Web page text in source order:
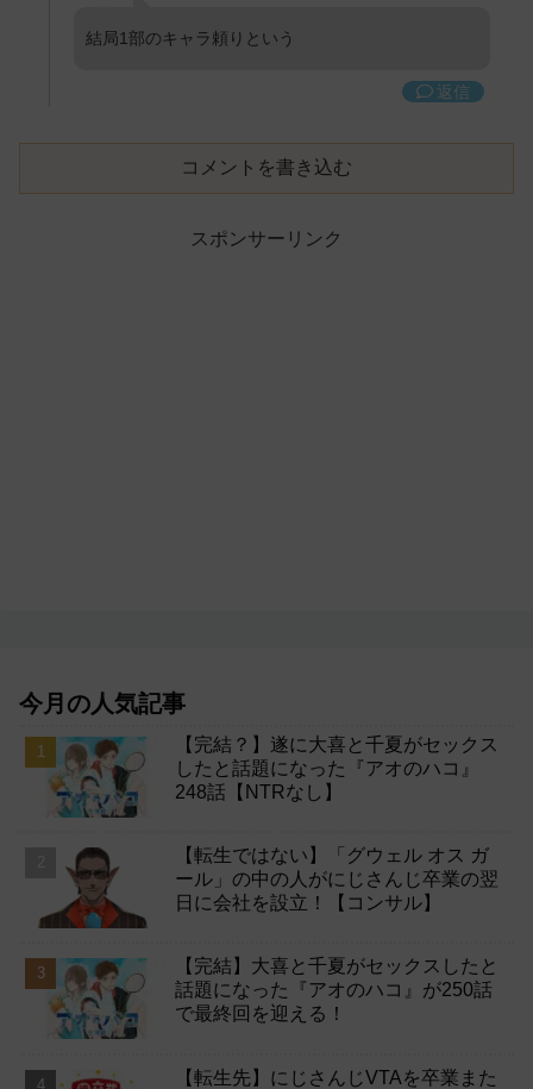
結局1部のキャラ頼りという
返信
コメントを書き込む
スポンサーリンク
今月の人気記事
【完結？】遂に大喜と千夏がセックス
したと話題になった『アオのハコ』
248話【NTRなし】
【転生ではない】「グウェル オス ガ
ール」の中の人がにじさんじ卒業の翌
日に会社を設立！【コンサル】
【完結】大喜と千夏がセックスしたと
話題になった『アオのハコ』が250話
で最終回を迎える！
【転生先】にじさんじVTAを卒業また